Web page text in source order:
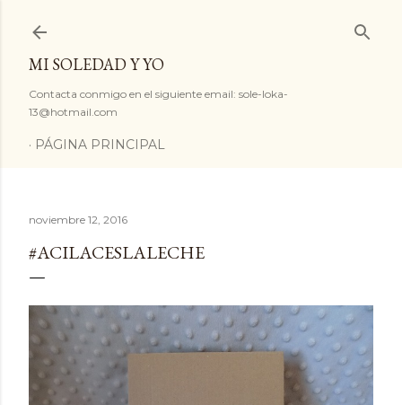
MI SOLEDAD Y YO
Contacta conmigo en el siguiente email: sole-loka-
13@hotmail.com
PÁGINA PRINCIPAL
noviembre 12, 2016
#ACILACESLALECHE